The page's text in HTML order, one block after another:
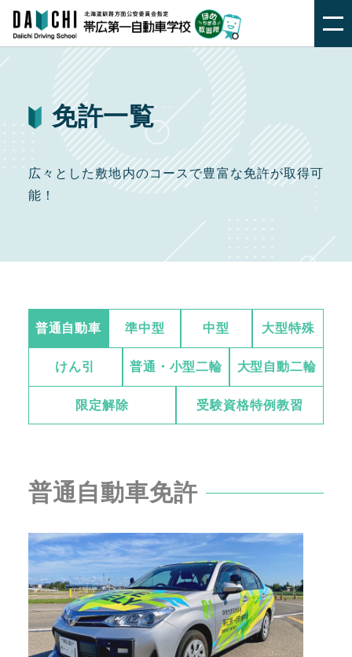
免許一覧
広々とした敷地内のコースで豊富な免許が取得可
能！
普通自動車 準中型 中型 大型特殊
けん引 普通・小型二輪 大型自動二輪
限定解除 受験資格特例教習
普通自動車免許